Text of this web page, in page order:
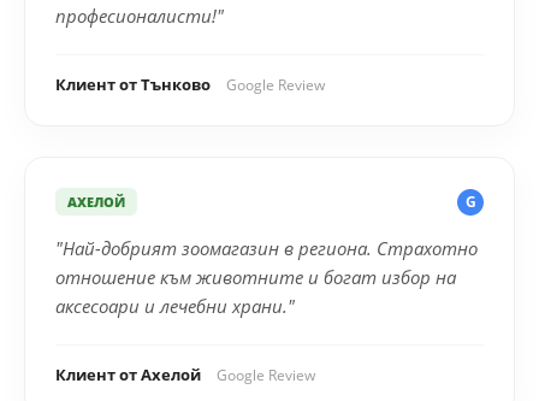
професионалисти!"
Клиент от Тънково Google Review
АХЕЛОЙ G
"Най-добрият зоомагазин в региона. Страхотно
отношение към животните и богат избор на
аксесоари и лечебни храни."
Клиент от Ахелой Google Review